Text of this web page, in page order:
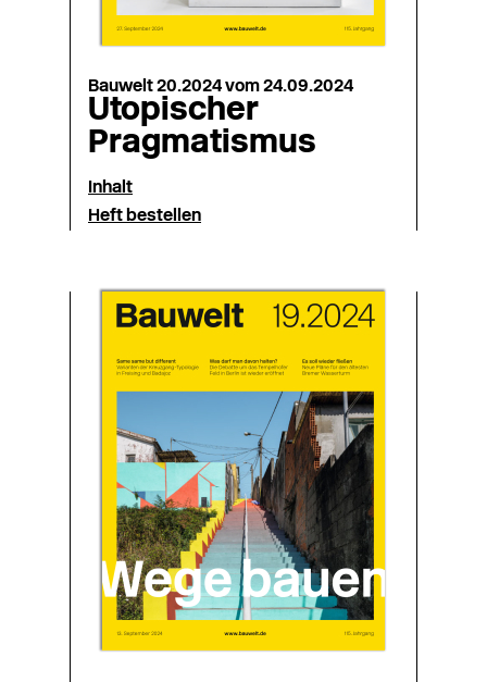
Bauwelt 20.2024 vom 24.09.2024
Utopischer
Pragmatismus
Inhalt
Heft bestellen